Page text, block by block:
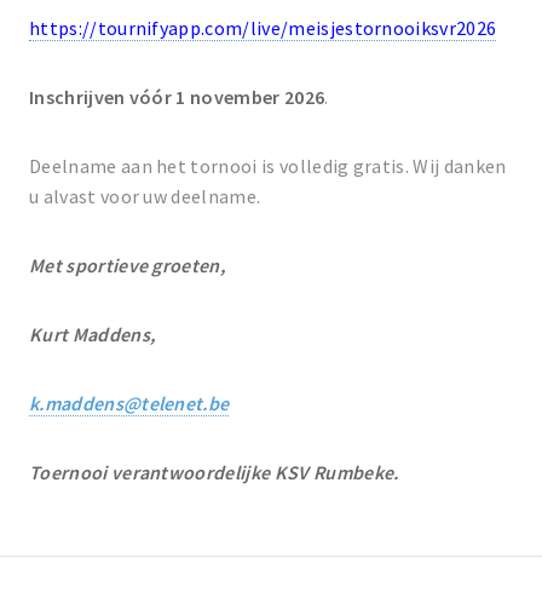
https://tournifyapp.com/live/meisjestornooiksvr2026
Inschrijven vóór 1 november 2026.
Deelname aan het tornooi is volledig gratis. Wij danken
u alvast voor uw deelname.
Met sportieve groeten,
Kurt Maddens,
k.maddens@telenet.be
Toernooi verantwoordelijke KSV Rumbeke.